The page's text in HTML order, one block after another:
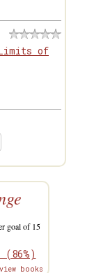
of
goal of 15
view books